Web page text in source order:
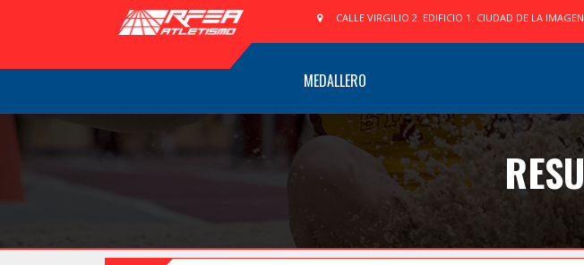
CALLE VIRGILIO 2. EDIFICIO 1. CIUDAD DE LA
MEDALLERO